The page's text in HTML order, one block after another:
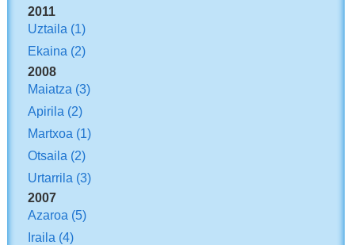
2011
Uztaila (1)
Ekaina (2)
2008
Maiatza (3)
Apirila (2)
Martxoa (1)
Otsaila (2)
Urtarrila (3)
2007
Azaroa (5)
Iraila (4)